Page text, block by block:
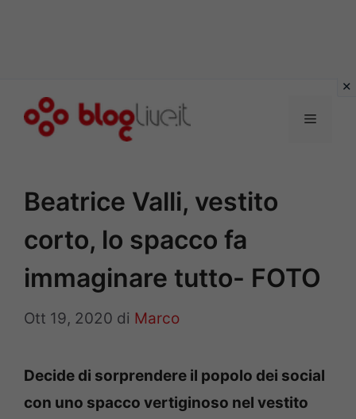
Menu
Beatrice Valli, vestito
corto, lo spacco fa
immaginare tutto- FOTO
Ott 19, 2020 di Marco
Decide di sorprendere il popolo dei social
con uno spacco vertiginoso nel vestito